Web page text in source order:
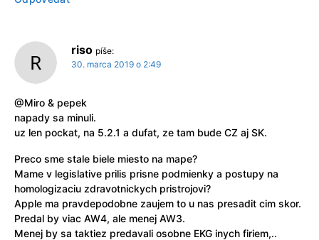
riso píše:
30. marca 2019 o 2:49
@Miro & pepek
napady sa minuli.
uz len pockat, na 5.2.1 a dufat, ze tam bude CZ aj SK.
Preco sme stale biele miesto na mape?
Mame v legislative prilis prisne podmienky a postupy na
homologizaciu zdravotnickych pristrojovi?
Apple ma pravdepodobne zaujem to u nas presadit cim skor.
Predal by viac AW4, ale menej AW3.
Menej by sa taktiez predavali osobne EKG inych firiem,..